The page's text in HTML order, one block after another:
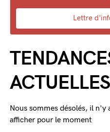
Lettre
ACTUELLES
Nous sommes désolés, il n'y
afficher pour le moment